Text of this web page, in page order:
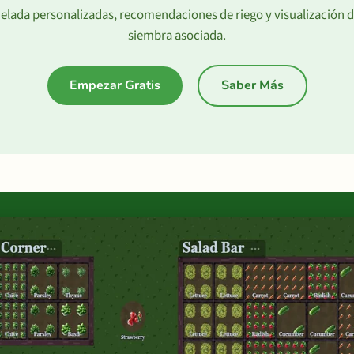
personalizadas, recomendaciones de riego y visualización
siembra asociada.
Empezar Gratis Saber Más